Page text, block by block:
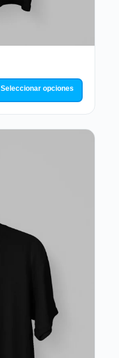
Seleccionar opciones